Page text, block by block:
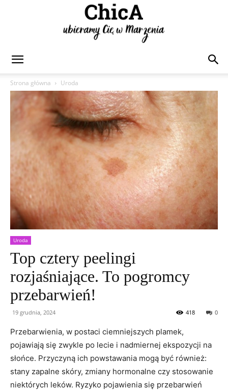
Strona główna
Uroda
Uroda
Top cztery peelingi
rozjaśniające. To pogromcy
przebarwień!
19 grudnia, 2024 0
418
Przebarwienia, w postaci ciemniejszych plamek,
pojawiają się zwykle po lecie i nadmiernej ekspozycji na
słońce. Przyczyną ich powstawania mogą być również:
stany zapalne skóry, zmiany hormonalne czy stosowanie
niektórych leków. Ryzyko pojawienia się przebarwień